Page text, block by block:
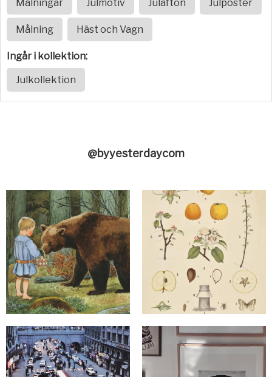
Målningar Julmotiv Julafton Julposter
Målning Häst och Vagn
Ingår i kollektion:
Julkollektion
@byyesterdaycom